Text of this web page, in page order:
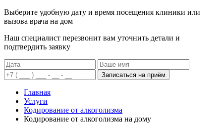
Выберите удобную дату и время посещения клиники или
вызова врача на дом
Наш специалист перезвонит вам уточнить детали и
подтвердить заявку
Записаться на приём
Главная
Услуги
Кодирование от алкоголизма
Кодирование от алкоголизма на дому